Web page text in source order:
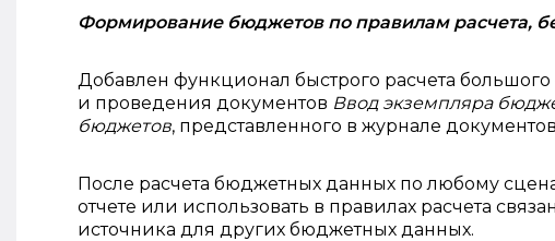
Формирование бюджетов по правилам расчета,
Добавлен функционал быстрого расчета
и проведения документов Ввод экземпляра
бюджетов, представленного в журнале документов
После расчета бюджетных данных по любому
отчете или использовать в правилах расчета
источника для других бюджетных данных.